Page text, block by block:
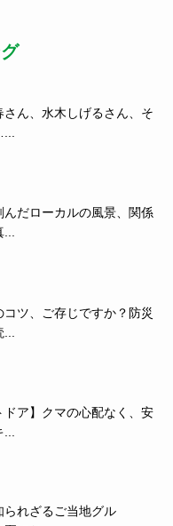
さん、水木しげるさん、そ
んだローカルの風景、関係
...
コツ、ご存じですか？防災
ドア】クマの心配なく、安
られざるご当地グル